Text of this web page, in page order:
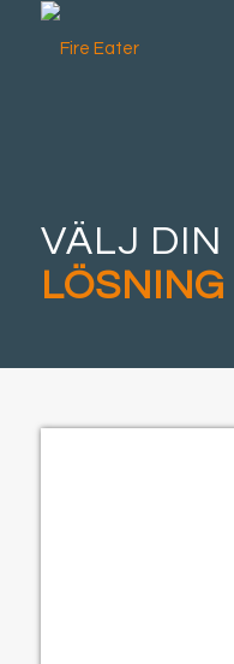
VÄLJ DIN
LÖSNING